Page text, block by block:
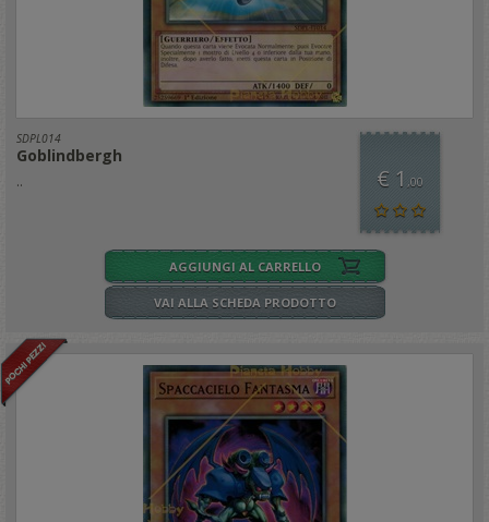
SDPL014
Goblindbergh
.. € 1 ,00
AGGIUNGI AL CARRELLO
VAI ALLA SCHEDA PRODOTTO